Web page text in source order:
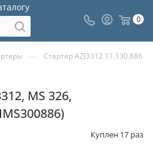
0
— Стартер AZJ3312 11.130.886
MS 326,
Куплен 17 раз